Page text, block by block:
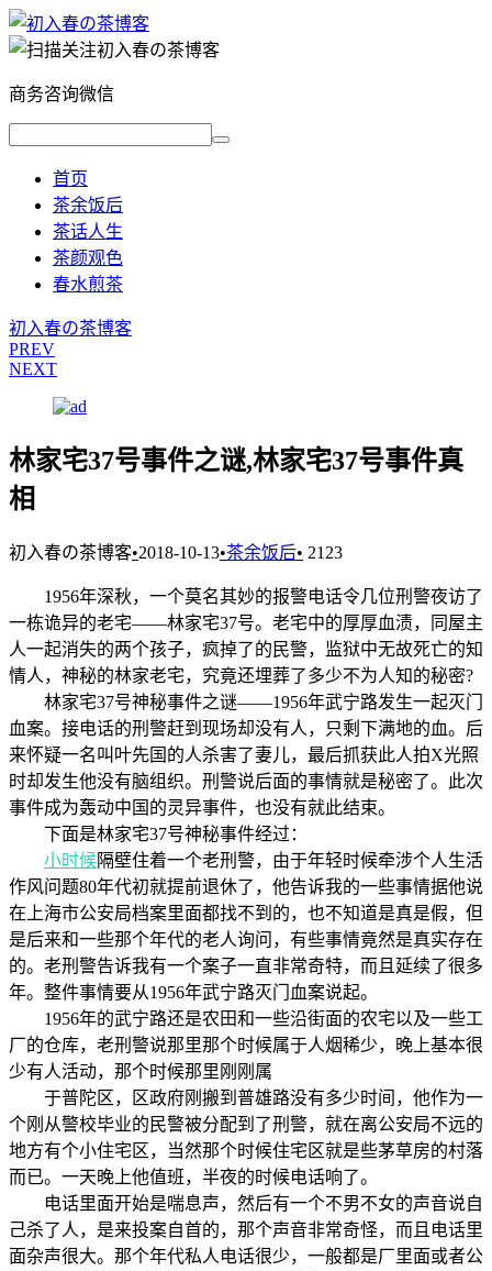
商务咨询微信
首页
茶余饭后
茶话人生
茶颜观色
春水煎茶
初入春の茶博客
PREV
NEXT
林家宅37号事件之谜,林家宅37号事件真
相
初入春の茶博客•2018-10-13•茶余饭后• 2123
1956年深秋，一个莫名其妙的报警电话令几位刑警夜访了
一栋诡异的老宅——林家宅37号。老宅中的厚厚血渍，同屋主
人一起消失的两个孩子，疯掉了的民警，监狱中无故死亡的知
情人，神秘的林家老宅，究竟还埋葬了多少不为人知的秘密?
林家宅37号神秘事件之谜——1956年武宁路发生一起灭门
血案。接电话的刑警赶到现场却没有人，只剩下满地的血。后
来怀疑一名叫叶先国的人杀害了妻儿，最后抓获此人拍X光照
时却发生他没有脑组织。刑警说后面的事情就是秘密了。此次
事件成为轰动中国的灵异事件，也没有就此结束。
下面是林家宅37号神秘事件经过：
小时候隔壁住着一个老刑警，由于年轻时候牵涉个人生活
作风问题80年代初就提前退休了，他告诉我的一些事情据他说
在上海市公安局档案里面都找不到的，也不知道是真是假，但
是后来和一些那个年代的老人询问，有些事情竟然是真实存在
的。老刑警告诉我有一个案子一直非常奇特，而且延续了很多
年。整件事情要从1956年武宁路灭门血案说起。
1956年的武宁路还是农田和一些沿街面的农宅以及一些工
厂的仓库，老刑警说那里那个时候属于人烟稀少，晚上基本很
少有人活动，那个时候那里刚刚属
于普陀区，区政府刚搬到普雄路没有多少时间，他作为一
个刚从警校毕业的民警被分配到了刑警，就在离公安局不远的
地方有个小住宅区，当然那个时候住宅区就是些茅草房的村落
而已。一天晚上他值班，半夜的时候电话响了。
电话里面开始是喘息声，然后有一个不男不女的声音说自
己杀了人，是来投案自首的，那个声音非常奇怪，而且电话里
面杂声很大。那个年代私人电话很少，一般都是厂里面或者公